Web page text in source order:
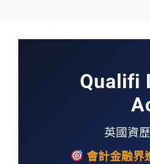
Qualifi
英國資
會計金融界